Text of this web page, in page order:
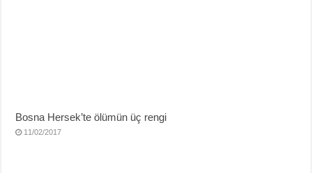
Bosna Hersek’te ölümün üç rengi
11/02/2017